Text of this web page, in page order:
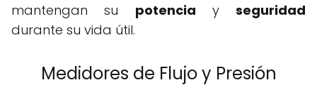
mantengan su potencia y seguridad
durante su vida útil.
Medidores de Flujo y Presión